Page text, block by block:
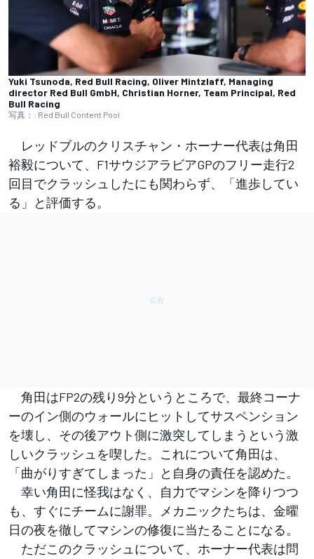
Yuki Tsunoda, Red Bull Racing, Oliver Mintzlaff, Managing
director Red Bull GmbH, Christian Horner, Team Principal, Red
Bull Racing
写真：: Red Bull Content Pool
レッドブルのクリスチャン・ホーナー代表は角田
裕毅について、F1サウジアラビアGPのフリー走行2
回目でクラッシュしたにも関わらず、「進歩してい
る」と評価する。
角田はFP2の残り9分というところで、最終コーナ
ーのイン側のウォールにヒットしてサスペンション
を壊し、その後アウト側に激突してしまうという激
しいクラッシュを喫した。これについて角田は、
「曲がりすぎてしまった」と自身の責任を認めた。
幸い角田に怪我はなく、自力でマシンを降りつつ
も、すぐにチームに謝罪。メカニックたちは、金曜
日の夜を徹してマシンの修復に当たることになる。
ただこのクラッシュについて、ホーナー代表は問